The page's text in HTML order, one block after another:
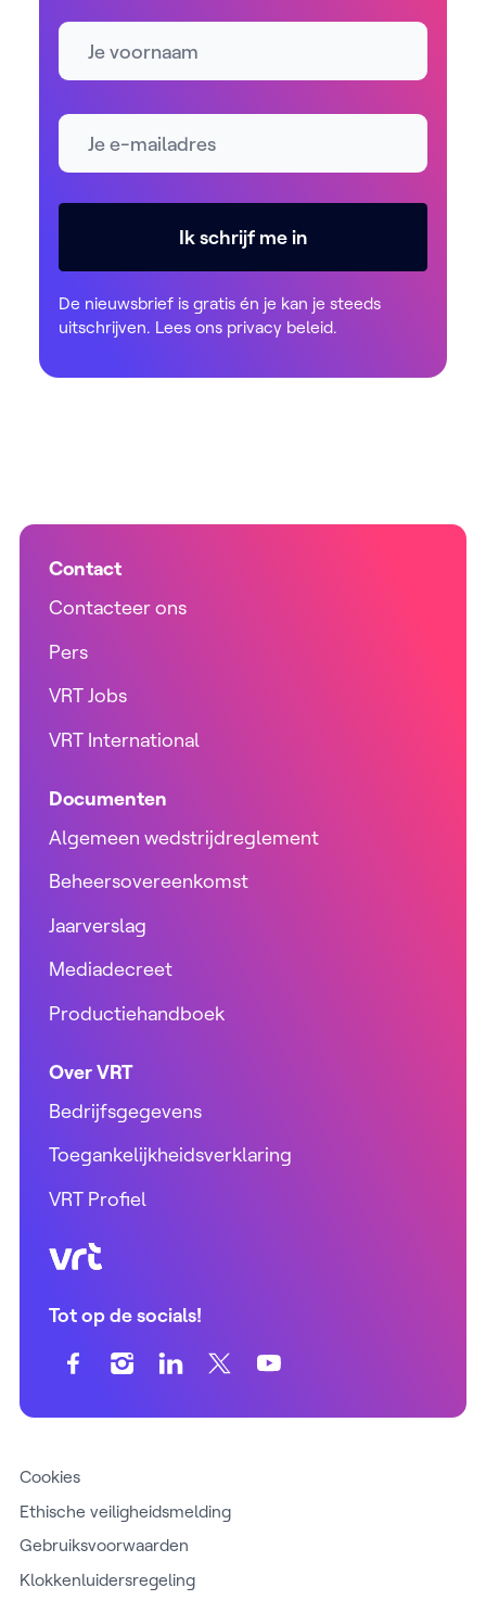
Naam
E-mailadres *
Ik schrijf me in
De nieuwsbrief is gratis én je kan je steeds
uitschrijven. Lees ons privacy beleid.
Contact
Contacteer ons
Pers
VRT Jobs
VRT International
Documenten
Algemeen wedstrijdreglement
Beheersovereenkomst
Jaarverslag
Mediadecreet
Productiehandboek
Over VRT
Bedrijfsgegevens
Toegankelijkheidsverklaring
VRT Profiel
VRT (home)
Tot op de socials!
Cookies
Ethische veiligheidsmelding
Gebruiksvoorwaarden
Klokkenluidersregeling